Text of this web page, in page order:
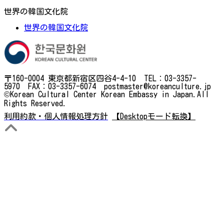
世界の韓国文化院
世界の韓国文化院
〒160-0004 東京都新宿区四谷4-4-10 TEL：03-3357-
5970 FAX：03-3357-6074 postmaster@koreanculture.jp
©Korean Cultural Center Korean Embassy in Japan.All
Rights Reserved.
利用約款・個人情報処理方針
【Desktopモード転換】